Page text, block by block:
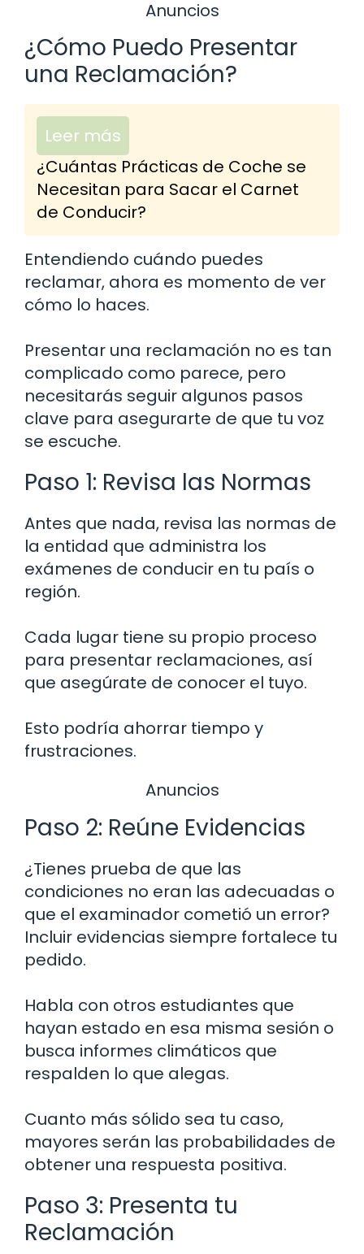
Anuncios
¿Cómo Puedo Presentar
una Reclamación?
Leer más
¿Cuántas Prácticas de Coche se
Necesitan para Sacar el Carnet
de Conducir?
Entendiendo cuándo puedes
reclamar, ahora es momento de ver
cómo lo haces.
Presentar una reclamación no es tan
complicado como parece, pero
necesitarás seguir algunos pasos
clave para asegurarte de que tu voz
se escuche.
Paso 1: Revisa las Normas
Antes que nada, revisa las normas de
la entidad que administra los
exámenes de conducir en tu país o
región.
Cada lugar tiene su propio proceso
para presentar reclamaciones, así
que asegúrate de conocer el tuyo.
Esto podría ahorrar tiempo y
frustraciones.
Anuncios
Paso 2: Reúne Evidencias
¿Tienes prueba de que las
condiciones no eran las adecuadas o
que el examinador cometió un error?
Incluir evidencias siempre fortalece tu
pedido.
Habla con otros estudiantes que
hayan estado en esa misma sesión o
busca informes climáticos que
respalden lo que alegas.
Cuanto más sólido sea tu caso,
mayores serán las probabilidades de
obtener una respuesta positiva.
Paso 3: Presenta tu
Reclamación